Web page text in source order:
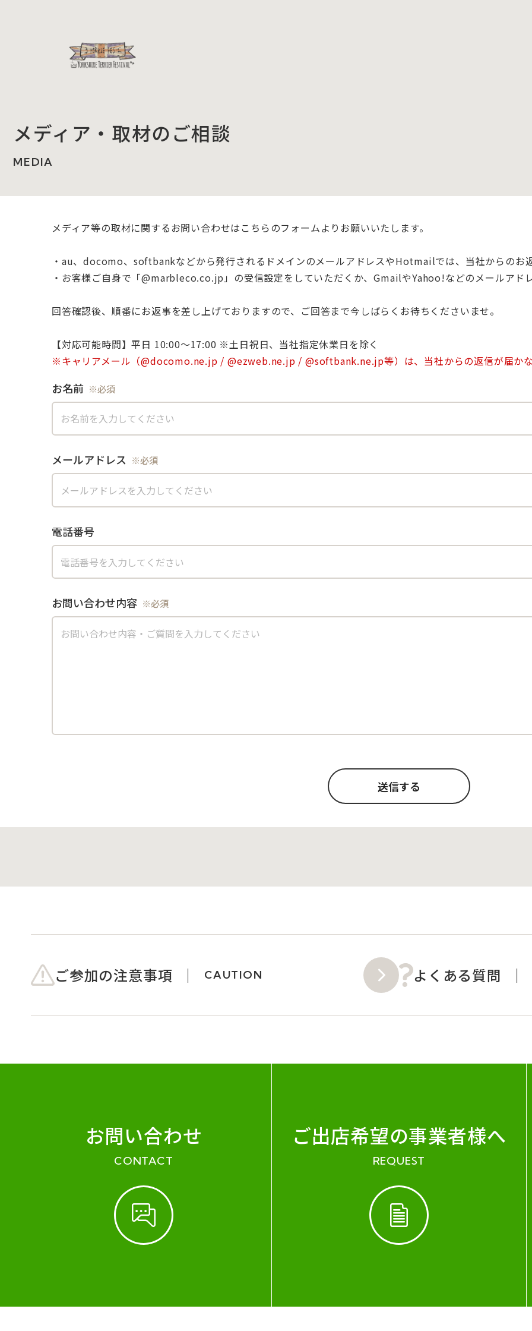
メディア・取材のご相談
MEDIA
メディア等の取材に関するお問い合わせはこちらのフォームよりお願いいたします。
・au、docomo、softbankなどから発行されるドメインのメールアドレスやHotmailでは、当社からのお
・お客様ご自身で「@marbleco.co.jp」の受信設定をしていただくか、GmailやYahoo!などのメールアド
回答確認後、順番にお返事を差し上げておりますので、ご回答まで今しばらくお待ちくださいませ。
【対応可能時間】平日 10:00〜17:00 ※土日祝日、当社指定休業日を除く
お名前
メールアドレス
電話番号
お問い合わせ内容
ご参加の注意事項 CAUTION よくある質問
お問い合わせ
CONTACT
ご出店希望の事業者様へ
REQUEST